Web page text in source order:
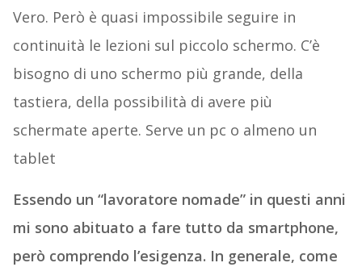
Vero. Però è quasi impossibile seguire in
continuità le lezioni sul piccolo schermo. C’è
bisogno di uno schermo più grande, della
tastiera, della possibilità di avere più
schermate aperte. Serve un pc o almeno un
tablet
Essendo un “lavoratore nomade” in questi anni
mi sono abituato a fare tutto da smartphone,
però comprendo l’esigenza. In generale, come